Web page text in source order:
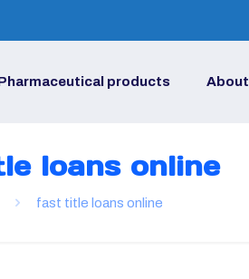
products About
loans online
fast title loans online